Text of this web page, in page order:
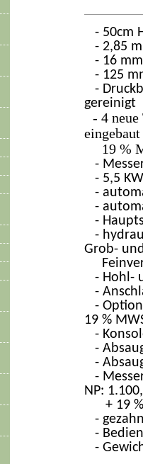
- 50cm
- 2,85
- 16
- 125
-
gereinigt
- 4
19 %
-
- 5,5
-
-
-
-
Grob-
- Hohl-
-
-
19 %
-
-
-
-
NP:
+ 19
-
-
-